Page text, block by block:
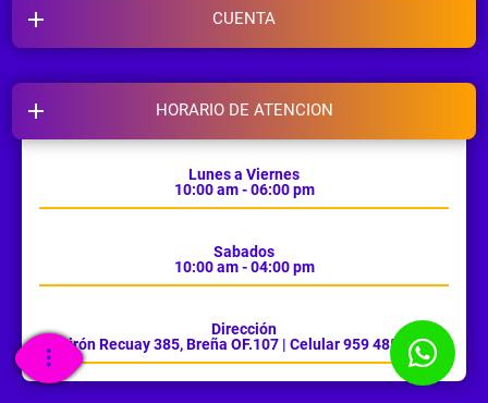
HORARIO DE ATENCION
Lunes a Viernes
10:00 am - 06:00 pm
Sabados
10:00 am - 04:00 pm
Dirección
Jirón Recuay 385, Breña OF.107 | Celular 959 485 385
CUENTA